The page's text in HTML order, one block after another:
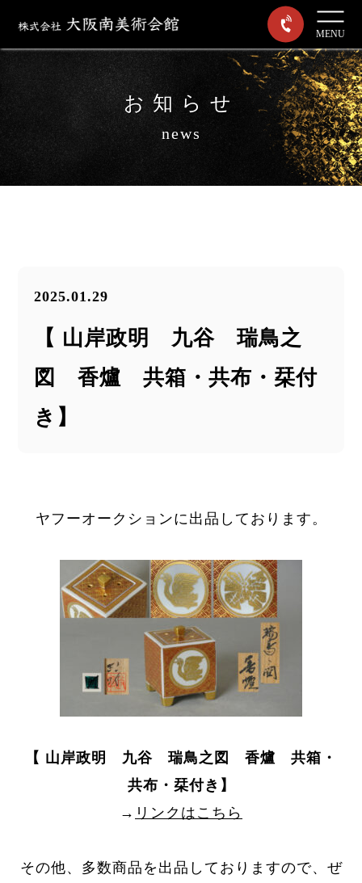
MENU
お知らせ
news
2025.01.29
【 山岸政明 九谷 瑞鳥之
図 香爐 共箱・共布・栞付
き】
ヤフーオークションに出品しております。
【 山岸政明 九谷 瑞鳥之図 香爐 共箱・
共布・栞付き】
→ リンクはこちら
その他、多数商品を出品しておりますので、ぜ